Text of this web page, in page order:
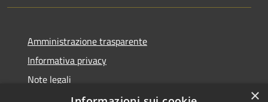
Amministrazione trasparente
Informativa privacy
Note legali
Dichiarazione di accessibilità
×